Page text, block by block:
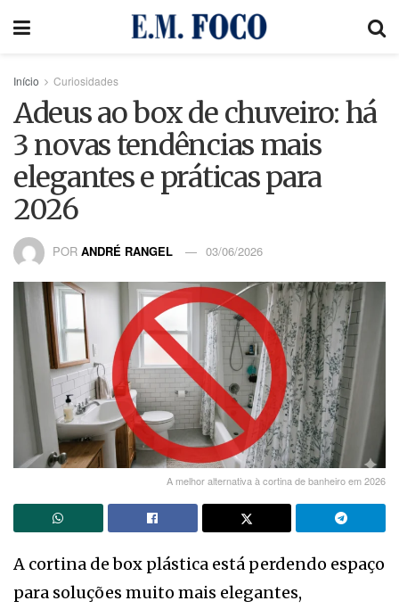
Início Curiosidades
Adeus ao box de chuveiro: há
3 novas tendências mais
elegantes e práticas para
2026
POR ANDRÉ RANGEL 03/06/2026
A melhor alternativa à cortina de banheiro em 2026
A cortina de box plástica está perdendo espaço
para soluções muito mais elegantes,